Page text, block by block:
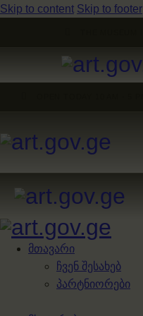
Skip to content Skip to footer
მთავარი
ჩვენ შესახებ
პარტნიორები